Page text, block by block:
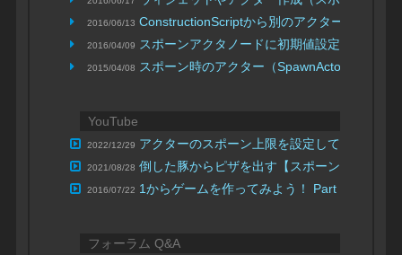
2016/06/13 ConstructionScriptから別のアクターをスポー
2016/04/09 スポーンアクタノードに初期値設定用のピン
2015/04/08 スポーン時のアクター（SpawnActor）に引
YouTube
2022/12/29 アクターのスポーン上限を設定してみよう！
2021/08/28 倒した豚からピザを出す【スポーンアクター/
2016/07/22 1からゲームを作ってみよう！ Part 3 弾のあ
フォーラム Q&A